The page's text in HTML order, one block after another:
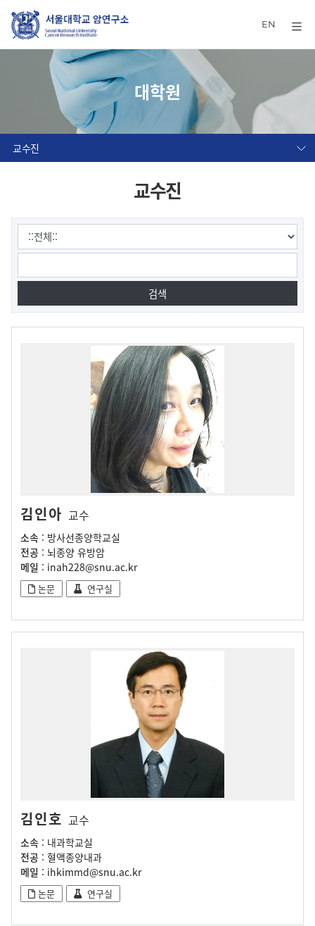
EN
대학원
교수진
교수진
김인아 교수
소속 : 방사선종양학교실
전공 : 뇌종양 유방암
메일 : inah228@snu.ac.kr
논문 연구실
김인호 교수
소속 : 내과학교실
전공 : 혈액종양내과
메일 : ihkimmd@snu.ac.kr
논문 연구실